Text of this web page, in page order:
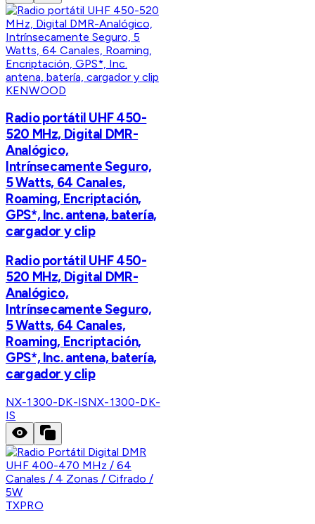
KENWOOD
Radio portátil UHF 450-
520 MHz, Digital DMR-
Analógico,
Intrínsecamente Seguro,
5 Watts, 64 Canales,
Roaming, Encriptación,
GPS*, Inc. antena, batería,
cargador y clip
Radio portátil UHF 450-
520 MHz, Digital DMR-
Analógico,
Intrínsecamente Seguro,
5 Watts, 64 Canales,
Roaming, Encriptación,
GPS*, Inc. antena, batería,
cargador y clip
NX-1300-DK-ISNX-1300-DK-
IS
TXPRO